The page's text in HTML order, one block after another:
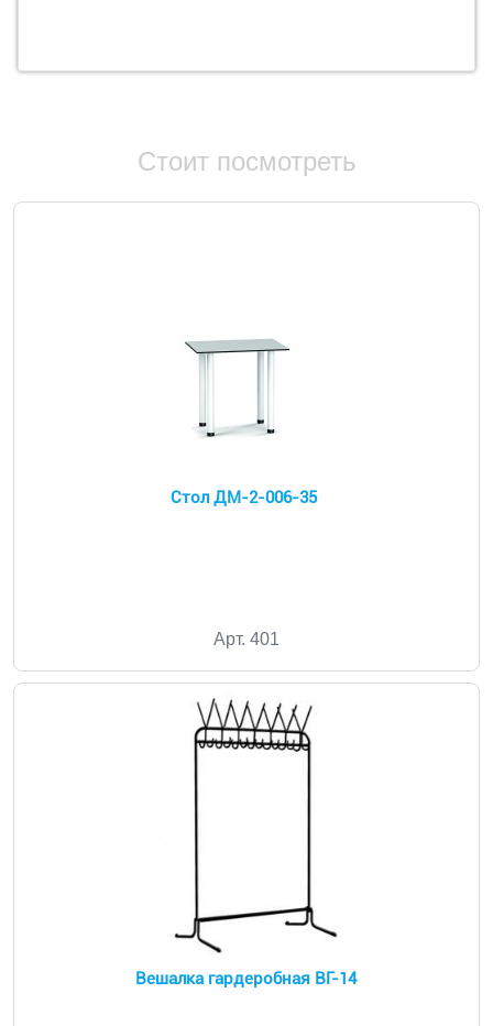
Стоит посмотреть
Стол ДМ-2-006-35
Арт. 401
Вешалка гардеробная ВГ-14